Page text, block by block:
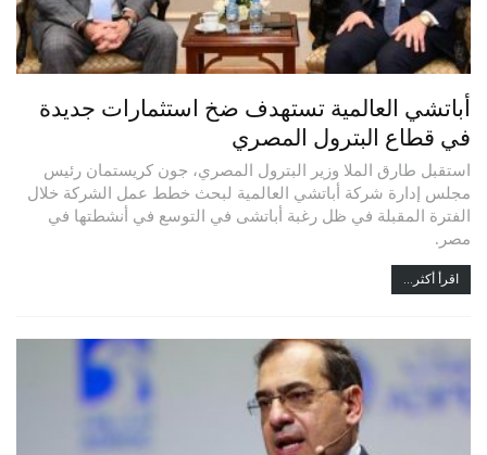
أباتشي العالمية تستهدف ضخ استثمارات جديدة
في قطاع البترول المصري
استقبل طارق الملا وزير البترول المصري، جون كريستمان رئيس
مجلس إدارة شركة أباتشي العالمية لبحث خطط عمل الشركة خلال
الفترة المقبلة في ظل رغبة أباتشى في التوسع في أنشطتها في
مصر.
اقرأ أكثر...